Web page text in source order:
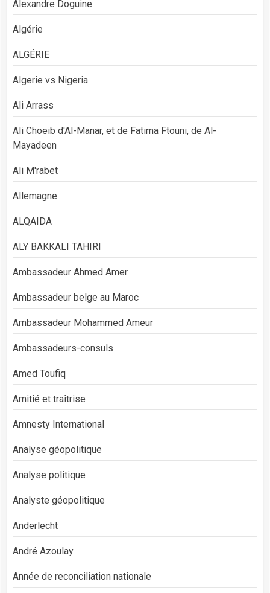
Alexandre Doguine
Algérie
ALGÉRIE
Algerie vs Nigeria
Ali Arrass
Ali Choeib d'Al-Manar, et de Fatima Ftouni, de Al-
Mayadeen
Ali M'rabet
Allemagne
ALQAIDA
ALY BAKKALI TAHIRI
Ambassadeur Ahmed Amer
Ambassadeur belge au Maroc
Ambassadeur Mohammed Ameur
Ambassadeurs-consuls
Amed Toufiq
Amitié et traîtrise
Amnesty International
Analyse géopolitique
Analyse politique
Analyste géopolitique
Anderlecht
André Azoulay
Année de reconciliation nationale